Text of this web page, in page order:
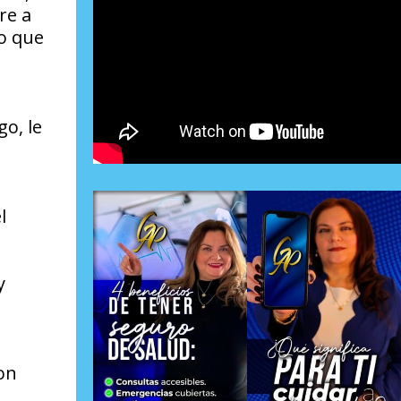
a
que
le